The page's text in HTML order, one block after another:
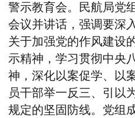
警示教育会。民航局党
会议并讲话，强调要深
关于加强党的作风建设
示精神，学习贯彻中央
神，深化以案促学、以
员干部举一反三、引以
规定的坚固防线。党组